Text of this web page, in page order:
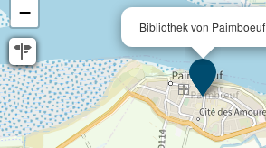
Bibliothek von Paimboeuf
−